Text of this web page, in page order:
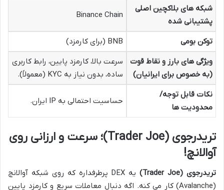
شبکه های بلاکچین اصلی
پشتیبانی شده
Binance Chain
توکن بومی
BNB (برای کارمزد)
ویژگی های بارز و نقاط قوت
(به خصوص برای ایرانیان)
سرعت بالا، کارمزد پایین، رابط کاربری
ساده، بدون نیاز به KYC (معمولاً).
نکات قابل توجه/
محدودیت ها
حساسیت احتمالی به IP ایران.
تریدرجوی (Trader Joe)؛ سرعت و ارزانی روی
آوالانچ!
تریدرجوی (Trader Joe)
یه DEX پرطرفداره که روی شبکه آوالانچ
(Avalanche) کار می کنه. اگه دنبال معاملات سریع و کارمزد پایین